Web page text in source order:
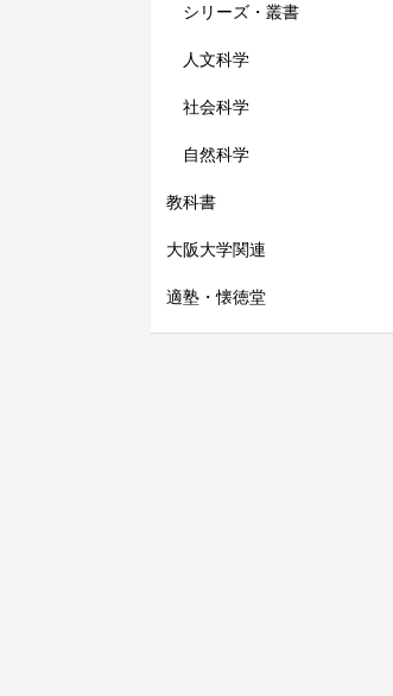
シリーズ・叢書
人文科学
社会科学
自然科学
教科書
大阪大学関連
適塾・懐徳堂